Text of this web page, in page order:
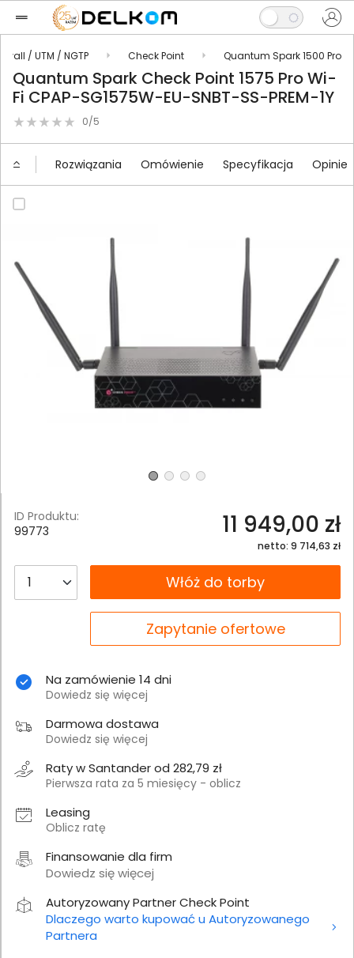
/ UTM / NGTP Check Point Quantum Spark 1500 Pro
Quantum Spark Check Point 1575 Pro Wi-
Fi CPAP-SG1575W-EU-SNBT-SS-PREM-1Y
0/5
Rozwiązania Omówienie Specyfikacja Opinie
ID Produktu:
99773
11 949,00 zł
netto: 9 714,63 zł
__B2C.PRODUCT.QUANTITYWłóż do torby
Zapytanie ofertowe
Na zamówienie 14 dni
Dowiedz się więcej
Darmowa dostawa
Dowiedz się więcej
Raty w Santander od 282,79 zł
Pierwsza rata za 5 miesięcy - oblicz
Leasing
Oblicz ratę
Finansowanie dla firm
Dowiedz się więcej
Autoryzowany Partner Check Point
Dlaczego warto kupować u Autoryzowanego
Partnera